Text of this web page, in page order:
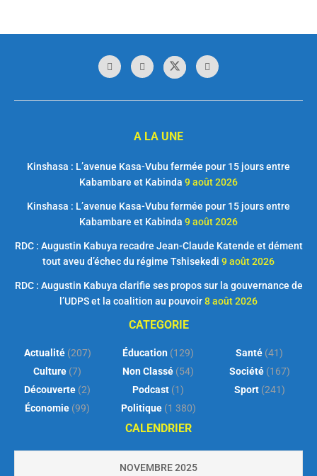
A LA UNE
Kinshasa : L’avenue Kasa-Vubu fermée pour 15 jours entre
Kabambare et Kabinda 9 août 2026
Kinshasa : L’avenue Kasa-Vubu fermée pour 15 jours entre
Kabambare et Kabinda 9 août 2026
RDC : Augustin Kabuya recadre Jean-Claude Katende et dément
tout aveu d’échec du régime Tshisekedi 9 août 2026
RDC : Augustin Kabuya clarifie ses propos sur la gouvernance de
l’UDPS et la coalition au pouvoir8 août 2026
CATEGORIE
Actualité(207)
Culture (7)
Découverte (2)
Économie (99)
Éducation (129)
Non Classé (54)
Podcast (1)
Politique(1 380)
Santé (41)
Société(167)
Sport(241)
CALENDRIER
NOVEMBRE 2025